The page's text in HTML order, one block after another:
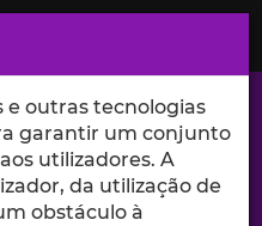
ciência no Iscte
e outras tecnologias
garantir um conjunto
utilizadores. A
da utilização de
obstáculo à